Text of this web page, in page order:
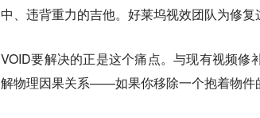
中、违背重力的吉他。好莱坞视效团队为修复
VOID要解决的正是这个痛点。与现有视频修
解物理因果关系——如果你移除一个抱着物件